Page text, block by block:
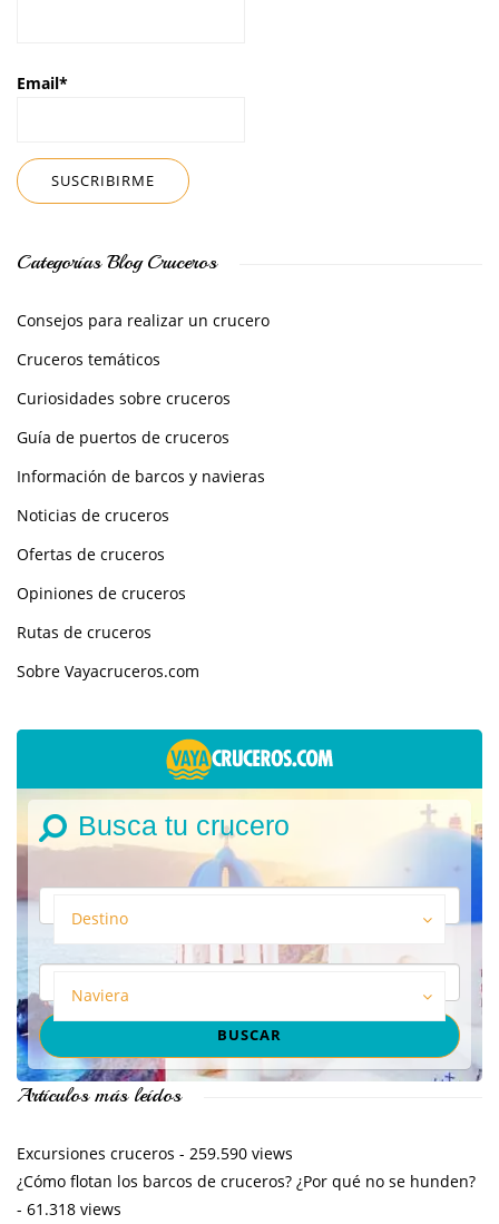
Email*
Categorías Blog Cruceros
Consejos para realizar un crucero
Cruceros temáticos
Curiosidades sobre cruceros
Guía de puertos de cruceros
Información de barcos y navieras
Noticias de cruceros
Ofertas de cruceros
Opiniones de cruceros
Rutas de cruceros
Sobre Vayacruceros.com
Busca tu crucero
Destino
Naviera
Artículos más leídos
Excursiones cruceros - 259.590 views
¿Cómo flotan los barcos de cruceros? ¿Por qué no se hunden?
- 61.318 views